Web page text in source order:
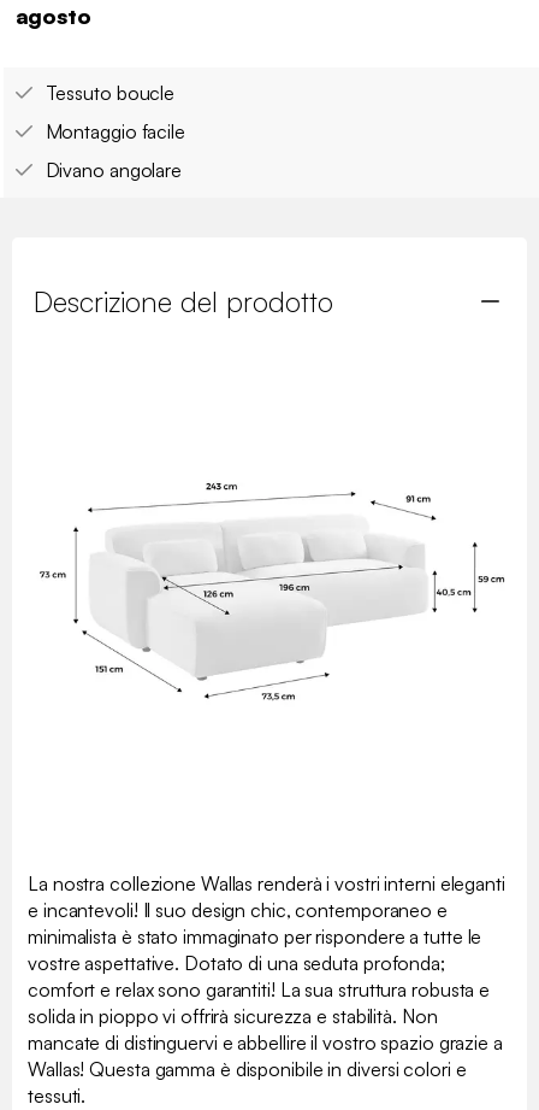
agosto
Tessuto boucle
Montaggio facile
Divano angolare
Descrizione del prodotto
La nostra collezione Wallas renderà i vostri interni eleganti
e incantevoli! Il suo design chic, contemporaneo e
minimalista è stato immaginato per rispondere a tutte le
vostre aspettative. Dotato di una seduta profonda;
comfort e relax sono garantiti! La sua struttura robusta e
solida in pioppo vi offrirà sicurezza e stabilità. Non
mancate di distinguervi e abbellire il vostro spazio grazie a
Wallas! Questa gamma è disponibile in diversi colori e
tessuti.